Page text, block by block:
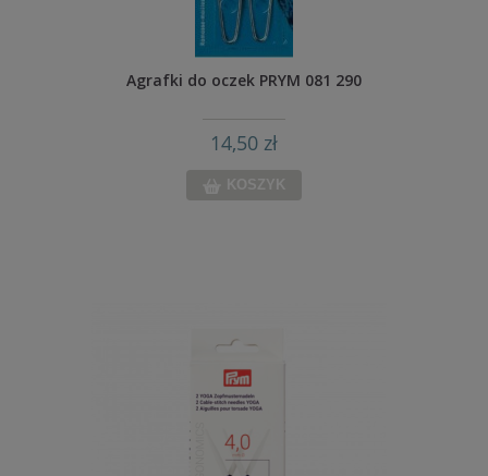
Agrafki do oczek PRYM 081 290
14,50 zł
KOSZYK